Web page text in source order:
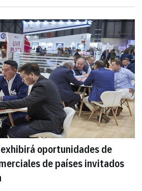
oportunidades de
de países invitados